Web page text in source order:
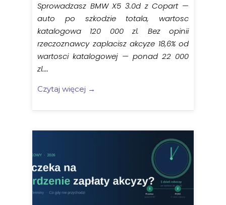
Sprowadzasz BMW X5 3.0d z Copart —
auto po szkodzie totala, wartosc
katalogowa 120 000 zl. Bez opinii
rzeczoznawcy zaplacisz akcyze 18,6% od
wartosci katalogowej — ponad 22 000
zl....
Czytaj więcej →